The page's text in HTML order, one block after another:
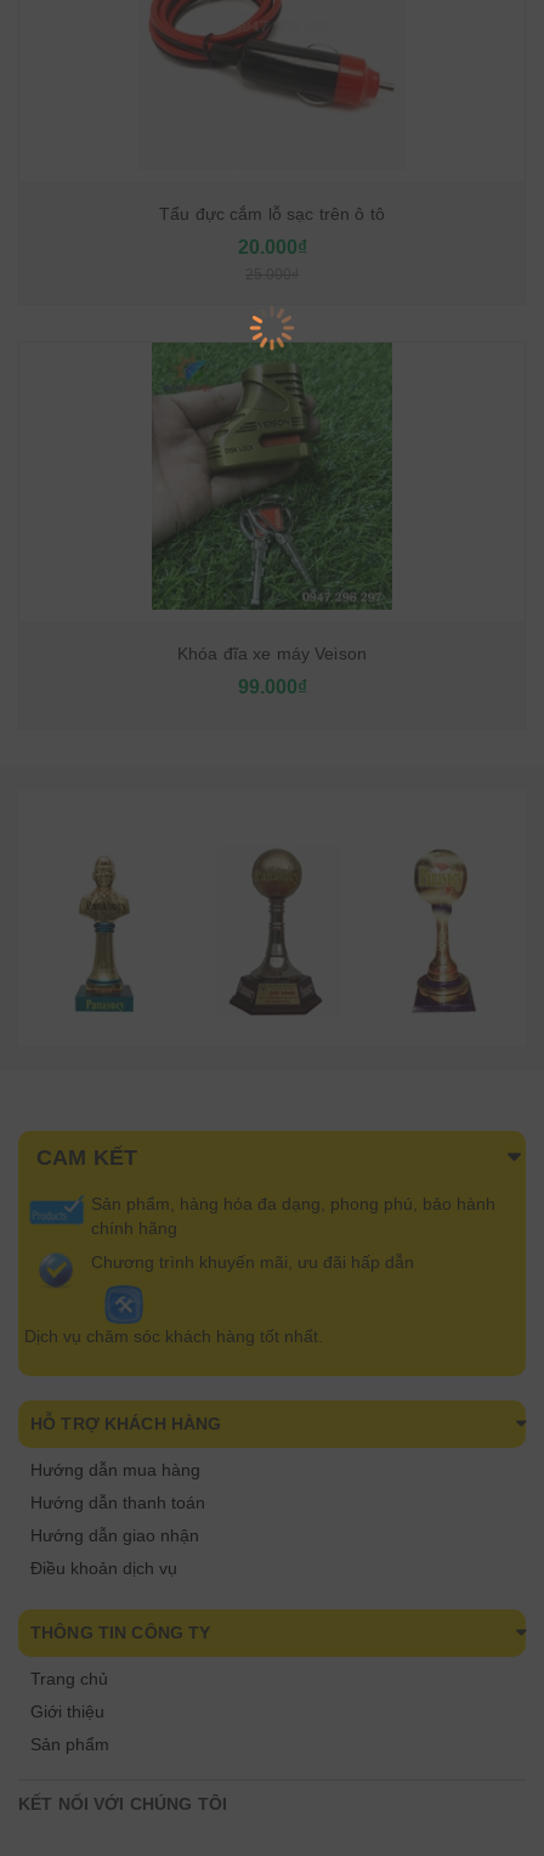
Tẩu đực cắm lỗ sạc trên ô tô
20.000₫
Khóa đĩa xe máy Veison
99.000₫
CAM KẾT
Sản phẩm, hàng hóa đa dạng, phong phú, bảo hành
chính hãng
Chương trình khuyến mãi, ưu đãi hấp dẫn
Dịch vụ chăm sóc khách hàng tốt nhất.
HỖ TRỢ KHÁCH HÀNG
Hướng dẫn mua hàng
Hướng dẫn thanh toán
Hướng dẫn giao nhận
Điều khoản dịch vụ
THÔNG TIN CÔNG TY
Trang chủ
Giới thiệu
Sản phẩm
KẾT NỐI VỚI CHÚNG TÔI